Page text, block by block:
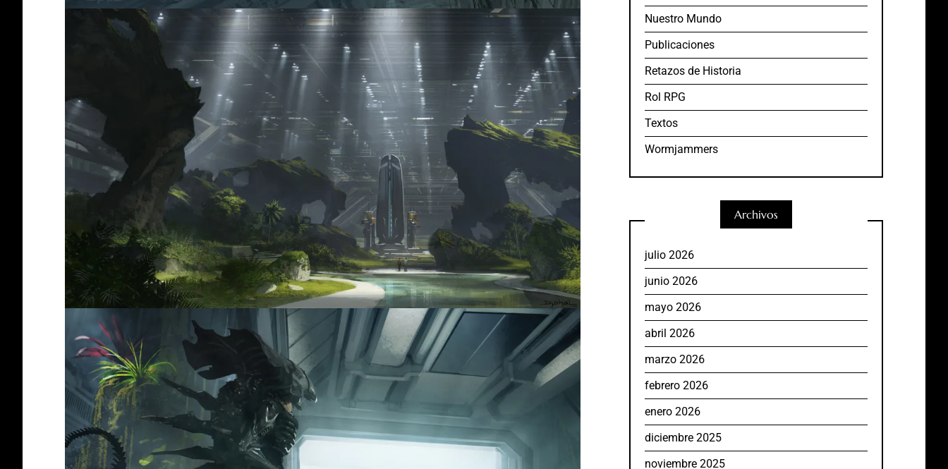
Nuestro Mundo
Publicaciones
Retazos de Historia
Rol RPG
Textos
Wormjammers
Archivos
julio 2026
junio 2026
mayo 2026
abril 2026
marzo 2026
febrero 2026
enero 2026
diciembre 2025
noviembre 2025